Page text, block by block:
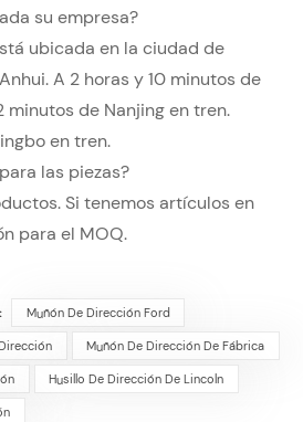
su empresa?
ubicada en la ciudad de
A 2 horas y 10 minutos de
minutos de Nanjing en tren.
en tren.
las piezas?
Si tenemos artículos en
para el MOQ.
Muñón De Dirección Ford
Muñón De Dirección De Fábrica
Husillo De Dirección De Lincoln